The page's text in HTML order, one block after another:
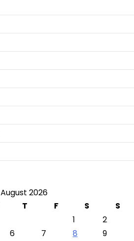
August 2026
T F S
S
1
2
6 7 8
9